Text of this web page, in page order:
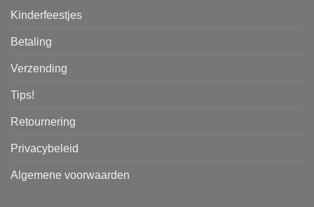
Kinderfeestjes
Betaling
Verzending
Tips!
Retournering
Privacybeleid
Algemene voorwaarden